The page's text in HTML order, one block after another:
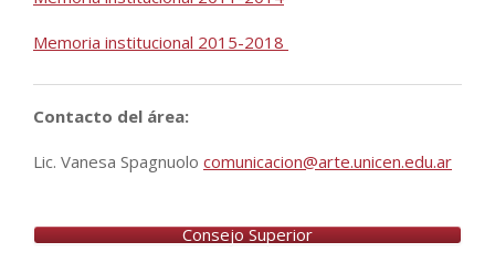
Memoria institucional 2015-2018
Contacto del área:
Lic. Vanesa Spagnuolo comunicacion@arte.unicen.edu.ar
Consejo Superior